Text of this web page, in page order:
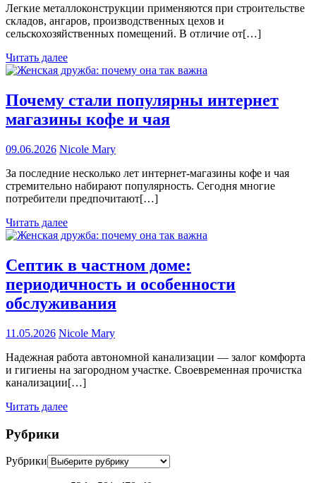
Легкие металлоконструкции применяются при строительстве
складов, ангаров, производственных цехов и
сельскохозяйственных помещений. В отличие от[…]
Читать далее
Почему стали популярны интернет
магазины кофе и чая
09.06.2026 Nicole Mary
За последние несколько лет интернет-магазины кофе и чая
стремительно набирают популярность. Сегодня многие
потребители предпочитают[…]
Читать далее
Септик в частном доме:
периодичность и особенности
обслуживания
11.05.2026 Nicole Mary
Надежная работа автономной канализации — залог комфорта
и гигиены на загородном участке. Своевременная прочистка
канализации[…]
Читать далее
Рубрики
Рубрики